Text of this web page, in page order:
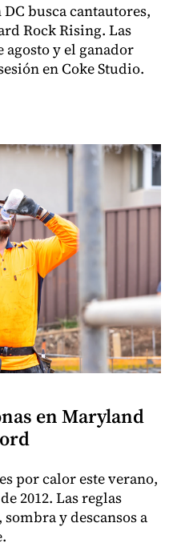
busca cantautores,
Rock Rising. Las
agosto y el ganador
en Coke Studio.
en Maryland
por calor este verano,
2012. Las reglas
y descansos a